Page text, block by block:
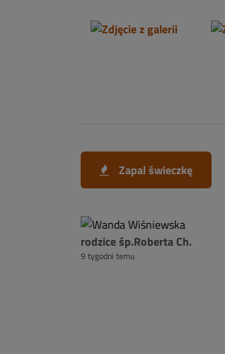
Zapal świeczkę
rodzice śp.Roberta Ch.
9 tygodni temu